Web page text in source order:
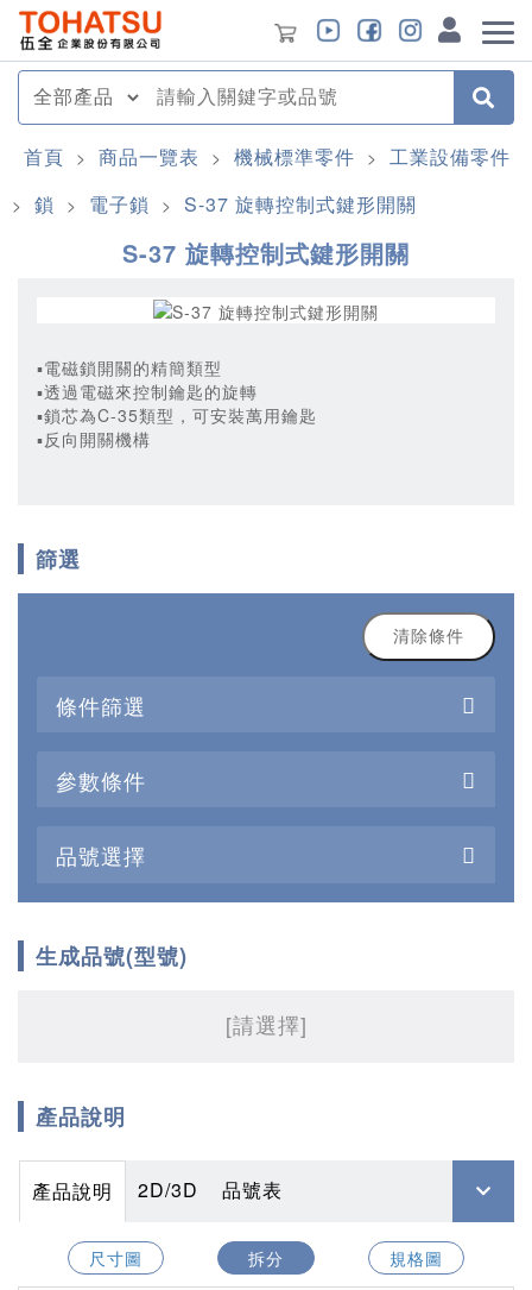
首頁 > 商品一覽表 > 機械標準零件 > 工業設備零件
> 鎖 > 電子鎖 > S-37 旋轉控制式鍵形開關
S-37 旋轉控制式鍵形開關
▪電磁鎖開關的精簡類型
▪透過電磁來控制鑰匙的旋轉
▪鎖芯為C-35類型，可安裝萬用鑰匙
▪反向開關機構
篩選
清除條件
條件篩選
參數條件
品號選擇
生成品號(型號)
[請選擇]
產品說明
產品說明 2D/3D 品號表
尺寸圖 拆分 規格圖